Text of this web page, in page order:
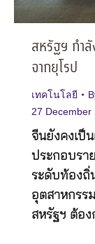
สหรัฐฯ กำ
จากยุโรป
เทคโนโลยี
27 December
จีนยังคงเป็
ประกอบรา
ระดับท้องถิ่
อุตสาหกรร
สหรัฐฯ ต้อง